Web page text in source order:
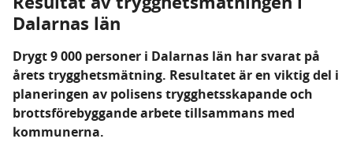
Dalarnas län
Drygt 9 000 personer i Dalarnas län har svarat på
årets trygghetsmätning. Resultatet är en viktig del i
planeringen av polisens trygghetsskapande och
brottsförebyggande arbete tillsammans med
kommunerna.